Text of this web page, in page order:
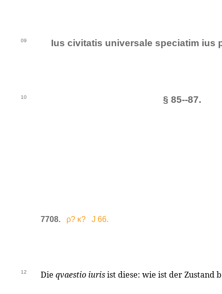
09 Ius civitatis universale speciatim ius
10 § 85--87.
7708. ρ? κ? J 66.
12 Die qvaestio iurisist diese: wie ist der Zustand